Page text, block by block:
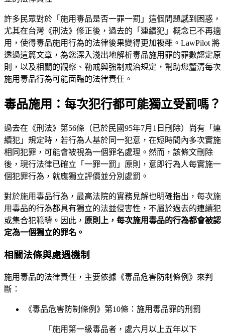
許多民眾對於「施用毒品是否一罪一罰」這個問題感到困惑，
尤其在台灣《刑法》修正後，過去的「連續犯」概念已不再適
用，使得毒品施用行為的法律後果變得更加複雜。LawPilot 將
透過這篇文章，為您深入淺出地解析毒品施用罪的罪數認定原
則，以及相關的觀察、勒戒與強制戒治規定，幫助您釐清每次
施用毒品行為可能面臨的法律責任。
毒品施用：每次犯行都可能獨立受罰嗎？
過去在《刑法》第56條（已於民國95年7月1日刪除）尚有「連
續犯」規定時，若行為人基於同一犯意，在短時間內多次實施
相同犯罪，可能會被視為一個罪名處理。然而，該條文刪除
後，現行法律已確立「一罪一罰」原則，意即行為人每實施一
個犯罪行為，就應獨立評價並分別處罰。
對於施用毒品行為，最高法院的實務見解也明確指出，每次施
用毒品的行為都具有獨立的法益侵害性，不屬於過去的連續犯
或集合犯範疇。因此， 原則上，每次施用毒品的行為都會被認
定為一個獨立的罪名。
相關法條與處遇機制
施用毒品的法律責任，主要依據《毒品危害防制條例》來判
斷：
《毒品危害防制條例》第10條：施用毒品罪的刑罰
「施用第一級毒品者，處六月以上五年以下